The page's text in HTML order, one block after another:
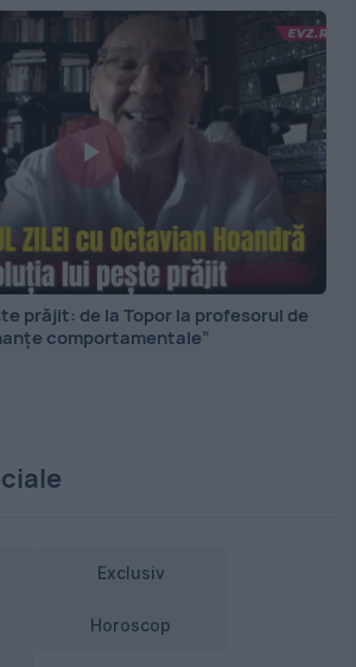
prăjit: de la Topor la profesorul de
comportamentale”
Exclusiv
Horoscop